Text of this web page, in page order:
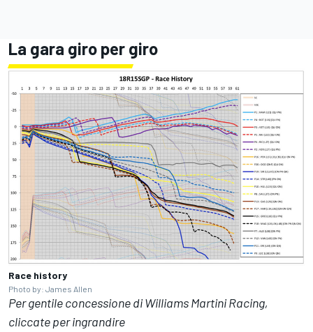
La gara giro per giro
Race history
Photo by: James Allen
Per gentile concessione di Williams Martini Racing,
cliccate per ingrandire